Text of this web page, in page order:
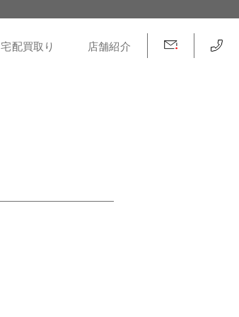
宅配買取り 店舗紹介